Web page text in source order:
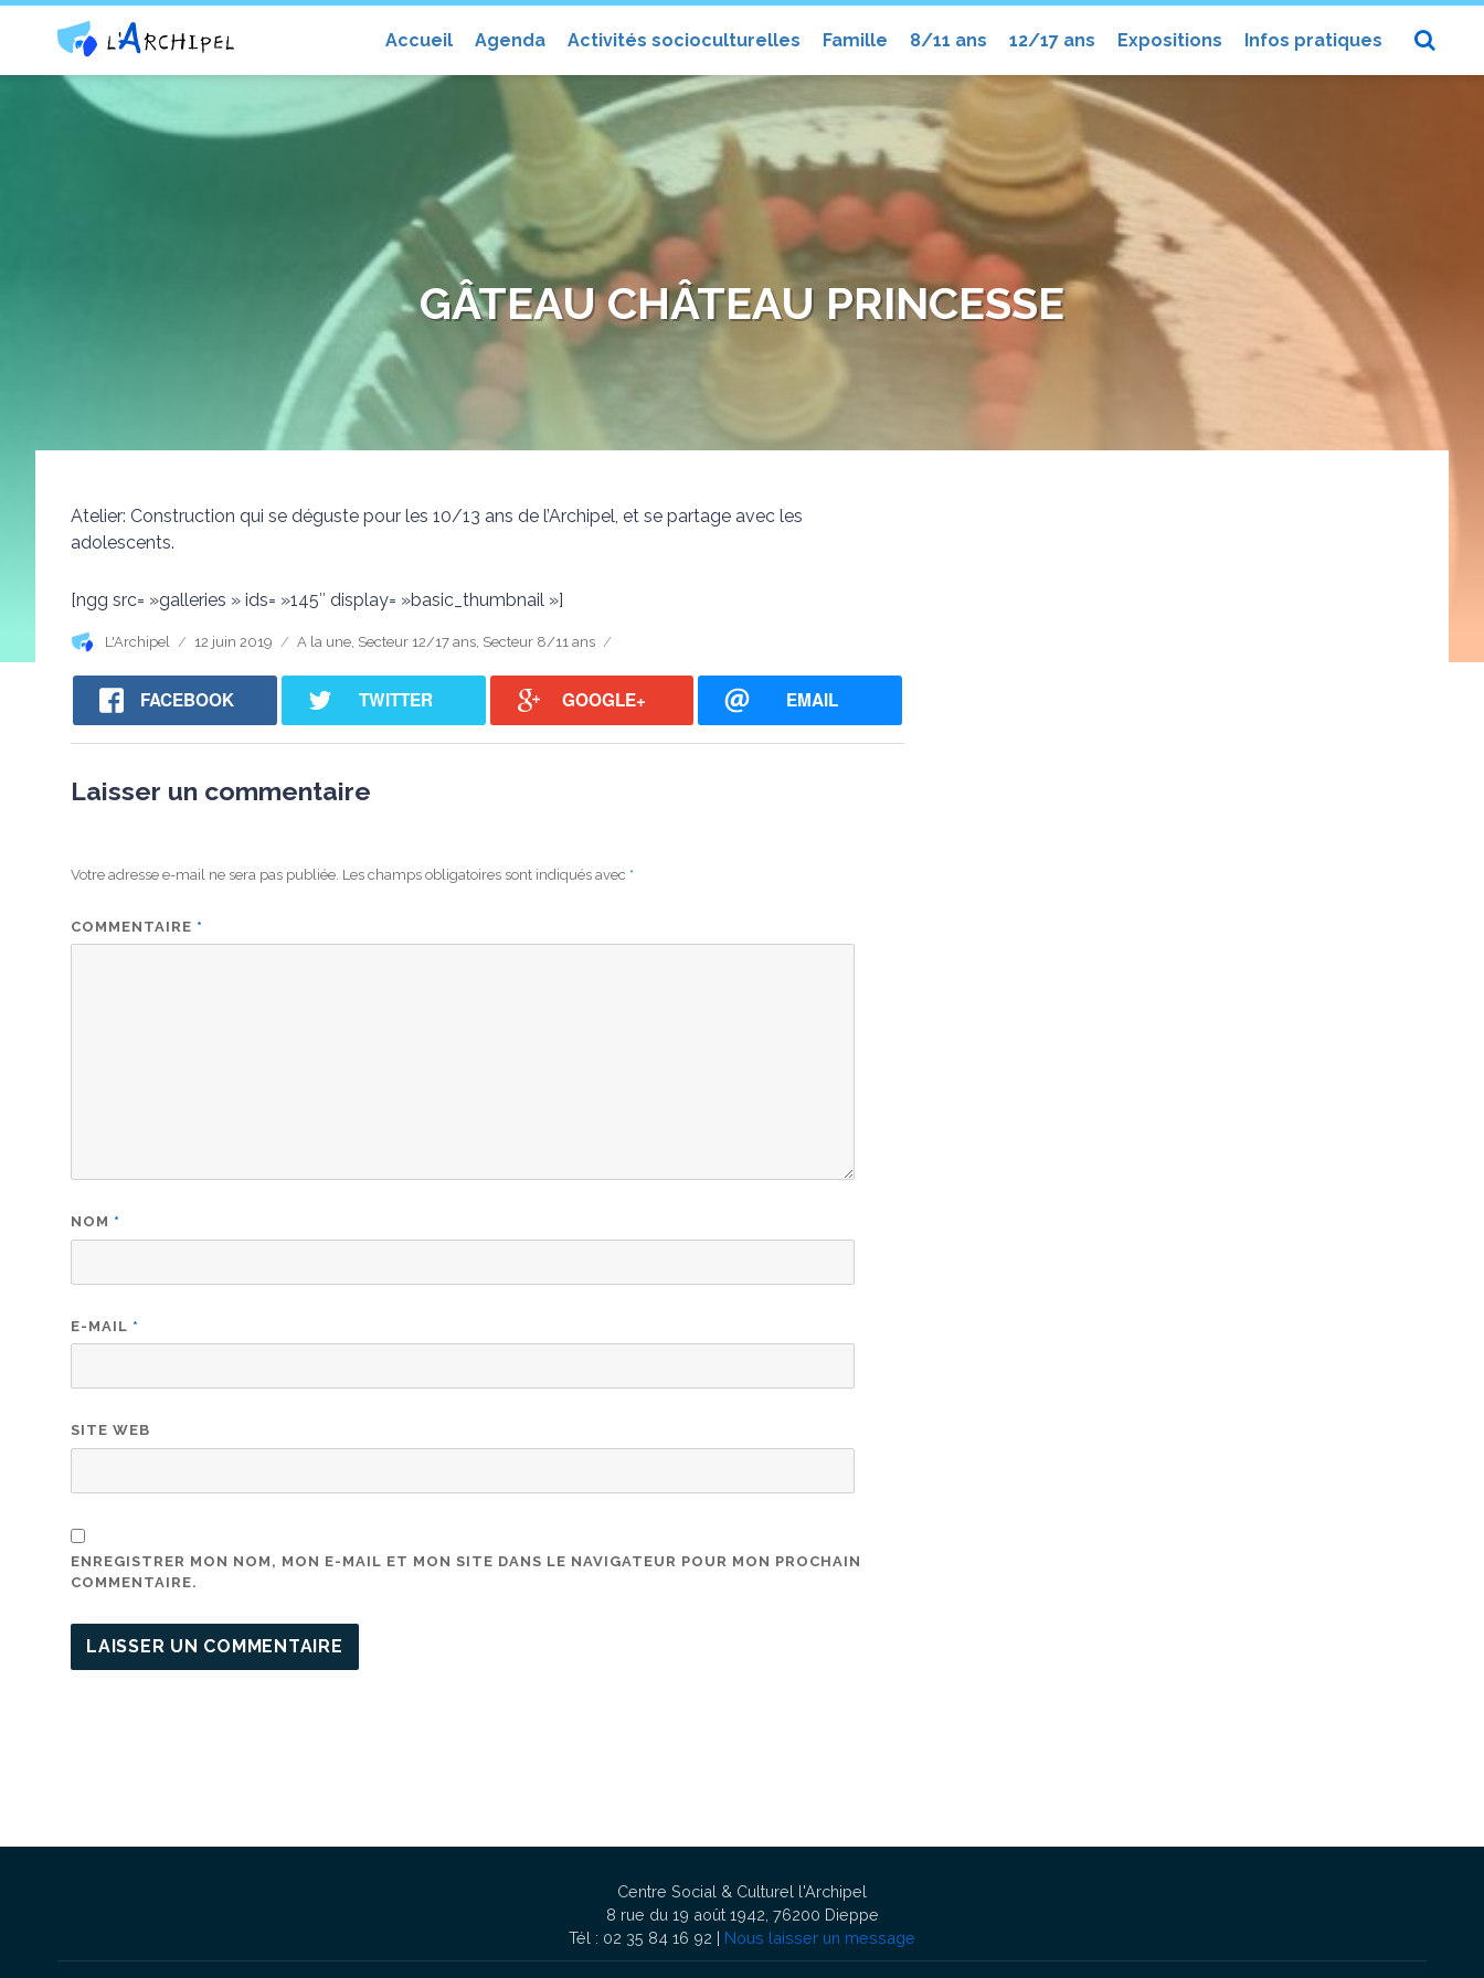
Accueil Agenda Activités socioculturelles Famille 8/11 ans 12/17 ans Expositions Infos pratiques
Centre social et culturel l'Archipel
GÂTEAU CHÂTEAU PRINCESSE
Atelier: Construction qui se déguste pour les 10/13 ans de l’Archipel, et se partage avec les
adolescents.
[ngg src= »galleries » ids= »145″ display= »basic_thumbnail »]
Auteur
L'Archipel
Publié
12 juin 2019 Catégories
A la une, Secteur 12/17 ans, Secteur 8/11 ans
FACEBOOK TWITTER GOOGLE+ EMAIL
Laisser un commentaire
Votre adresse e-mail ne sera pas publiée. Les champs obligatoires sont indiqués avec *
COMMENTAIRE *
NOM *
E-MAIL *
SITE WEB
ENREGISTRER MON NOM, MON E-MAIL ET MON SITE DANS LE NAVIGATEUR POUR MON PROCHAIN
COMMENTAIRE.
Centre Social & Culturel l'Archipel
8 rue du 19 août 1942, 76200 Dieppe
Tél : 02 35 84 16 92 | Nous laisser un message